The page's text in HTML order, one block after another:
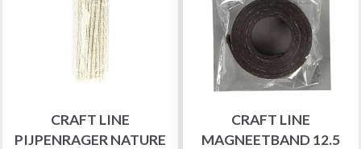
CRAFT LINE
PIJPENRAGER NATURE
CRAFT LINE
MAGNEETBAND 12.5